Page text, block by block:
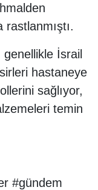
rastlanmıştı.
genellikle İsrail
hastaneye
sağlıyor,
temin
#gündem